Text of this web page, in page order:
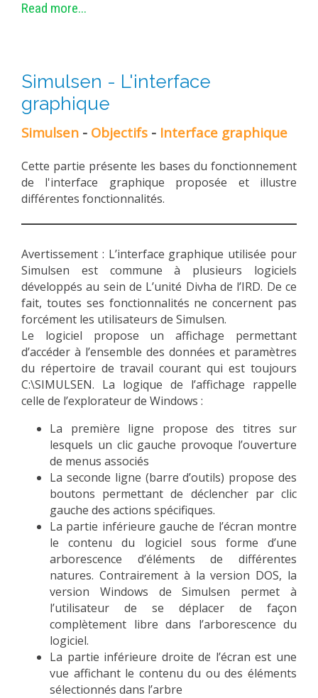
Read more...
Simulsen - L'interface
graphique
Simulsen - Objectifs - Interface graphique
Cette partie présente les bases du fonctionnement
de l'interface graphique proposée et illustre
différentes fonctionnalités.
Avertissement : L’interface graphique utilisée pour
Simulsen est commune à plusieurs logiciels
développés au sein de L’unité Divha de l’IRD. De ce
fait, toutes ses fonctionnalités ne concernent pas
forcément les utilisateurs de Simulsen.
Le logiciel propose un affichage permettant
d’accéder à l’ensemble des données et paramètres
du répertoire de travail courant qui est toujours
C:\SIMULSEN. La logique de l’affichage rappelle
celle de l’explorateur de Windows :
La première ligne propose des titres sur
lesquels un clic gauche provoque l’ouverture
de menus associés
La seconde ligne (barre d’outils) propose des
boutons permettant de déclencher par clic
gauche des actions spécifiques.
La partie inférieure gauche de l’écran montre
le contenu du logiciel sous forme d’une
arborescence d’éléments de différentes
natures. Contrairement à la version DOS, la
version Windows de Simulsen permet à
l’utilisateur de se déplacer de façon
complètement libre dans l’arborescence du
logiciel.
La partie inférieure droite de l’écran est une
vue affichant le contenu du ou des éléments
sélectionnés dans l’arbre